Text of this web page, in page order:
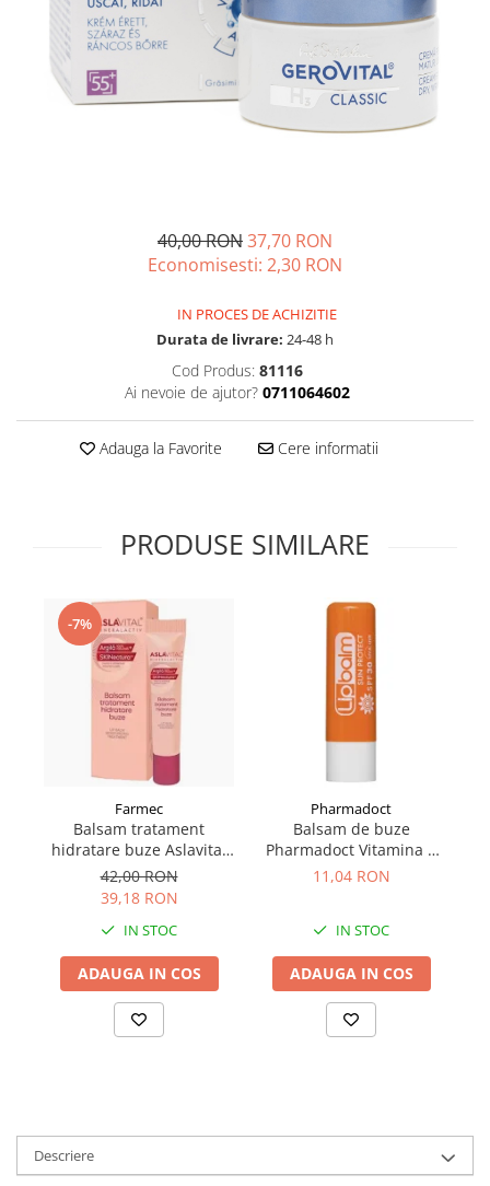
Omega 3
Par si unghii
Probiotice si prebiotice
Slabire si control greutate
Somn stres si anxietate
Supliment Complexe
Supliment Vitamina B
Supliment Vitamina E
Tincturi si Gemoderivate
Tuse gat si respiratie
Vitamine si minerale
Ingrijire par
Balsam masca si tratament
Produse cu SPF Pentru Fata
Repelenti insecte
40,00 RON37,70 RON
Economisesti: 2,30 RON
IN PROCES DE ACHIZITIE
Durata de livrare: 24-48 h
Cod Produs: 81116
Ai nevoie de ajutor? 0711064602
Adauga la Favorite Cere informatii
PRODUSE SIMILARE
-7%
Farmec
Balsam tratament
hidratare buze Aslavital
15 ml
42,00 RON
39,18 RON
IN STOC
ADAUGA IN COS
Pharmadoct
Balsam de buze
Pharmadoct Vitamina E
SPF30 vegan 5.7 ml
11,04 RON
IN STOC
ADAUGA IN COS
Descriere